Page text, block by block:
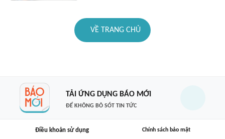
VỀ TRANG CHỦ
TẢI ỨNG DỤNG BÁO MỚI
ĐỂ KHÔNG BỎ SÓT TIN TỨC
Điều khoản sử dụng Chính sách bảo mật